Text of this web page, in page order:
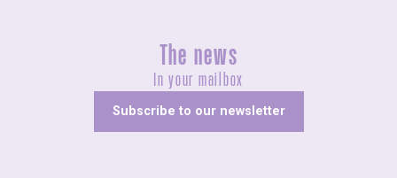
The news
In your mailbox
Subscribe to our newsletter